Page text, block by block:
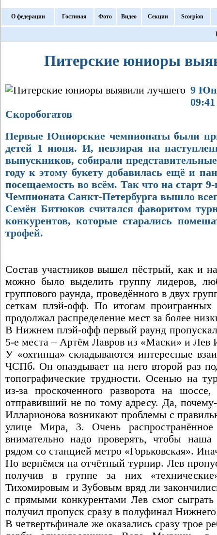
О федерации Гостиная Фото Видео Секции Scorpion
Питерские юниоры
9
Скоробогатов
Первые Юниорские чемпионаты были
детей 1 июня. И, невзирая на
выпускников, собирали
году к этому букету добавилась ещё и
посещаемость во всём. Так что на старт
Чемпионата Санкт-Петербурга вышло
Семён Битюков считался фаворитом
конкурентов, которые старались
трофей.
Состав участников вышел пёстрый, как и
можно было выделить группу лидеров,
группового раунда, проведённого в двух
сеткам плэй-офф. По итогам
продолжал распределение мест за более
В Нижнем плэй-офф первый раунд
5-е места – Артём Лавров из «Маски» и Лев
У «охтинца» складываются интересные
ЧСПб. Он опаздывает на него второй раз
топографические трудности. Осенью на
из-за проскоченного разворота на
отправивший не по тому адресу. Да,
Илларионова возникают проблемы с
улице Мира, 3. Очень
внимательно надо проверять, чтобы наша
рядом со станцией метро «Горьковская».
Но вернёмся на отчётный турнир. Лев
получив в группе за них
Тихомировым и Зубовым вряд ли
с прямыми конкурентами Лев смог
получил пропуск сразу в полуфинал
В четвертьфинале же оказались сразу трое